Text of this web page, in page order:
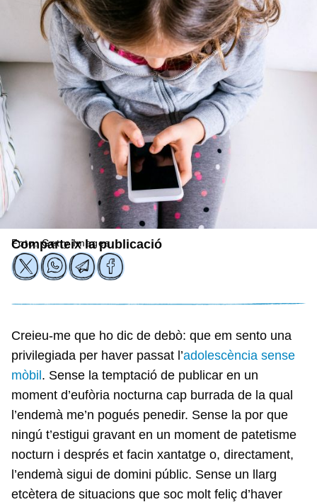
Foto: Getty Images
Comparteix la publicació
Creieu-me que ho dic de debò: que em sento una
privilegiada per haver passat l’adolescència sense
mòbil . Sense la temptació de publicar en un
moment d’eufòria nocturna cap burrada de la qual
l’endemà me’n pogués penedir. Sense la por que
ningú t’estigui gravant en un moment de patetisme
nocturn i després et facin xantatge o, directament,
l’endemà sigui de domini públic. Sense un llarg
etcètera de situacions que soc molt feliç d’haver